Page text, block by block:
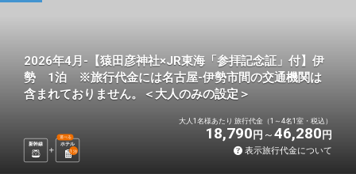
2026年4月-【猿田彦神社×JR東海「参拝記念証」付】伊
勢 1泊 ※旅行代金には名古屋-伊勢市間の交通機関は
含まれておりません。＜大人のみの設定＞
新幹線 ホテル
選べる
1 泊
大人1名様あたり 旅行代金（1～4名1室・税込）
18,790 円 46,280 円
表示旅行代金について